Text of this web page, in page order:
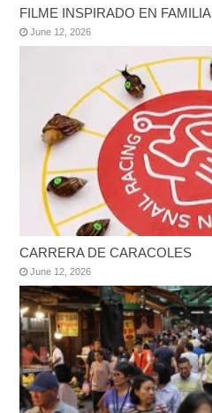
FILME INSPIRADO EN FAMILIA
June 12, 2026
CARRERA DE CARACOLES
June 12, 2026